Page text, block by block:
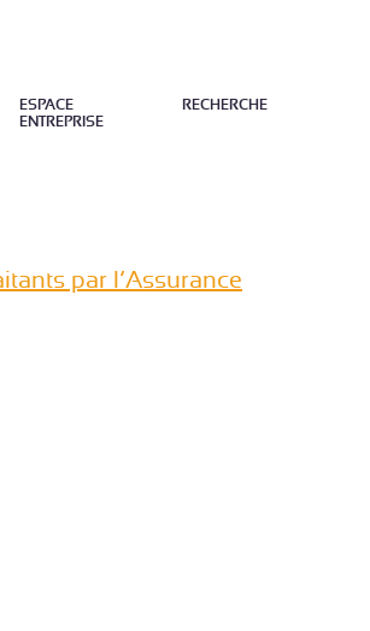
ESPACE
ENTREPRISE
RECHERCHE
par l’Assurance